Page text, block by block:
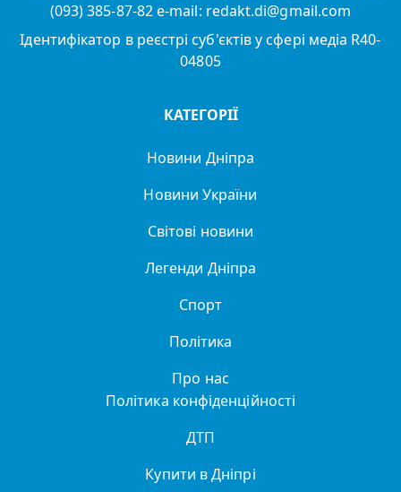
(093) 385-87-82 e-mail: redakt.di@gmail.com
Ідентифікатор в реєстрі суб'єктів у сфері медіа R40-
04805
КАТЕГОРІЇ
Новини Дніпра
Новини України
Світові новини
Легенди Дніпра
Спорт
Політика
Про нас
Політика конфіденційності
ДТП
Купити в Дніпрі